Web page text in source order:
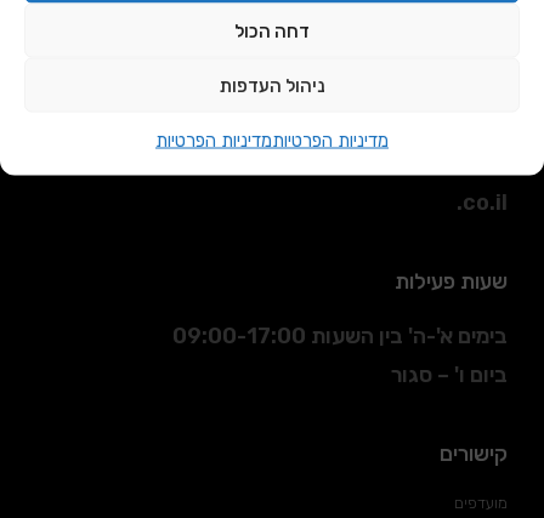
דחה הכול
ניהול העדפות
מדיניות הפרטיותמדיניות הפרטיות
.co.il
שעות פעילות
בימים א'-ה' בין השעות 09:00-17:00
ביום ו' – סגור
קישורים
מועדפים